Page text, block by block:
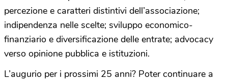
percezione e caratteri distintivi dell’associazione;
indipendenza nelle scelte; sviluppo economico-
finanziario e diversificazione delle entrate; advocacy
verso opinione pubblica e istituzioni.
L’augurio per i prossimi 25 anni? Poter continuare a